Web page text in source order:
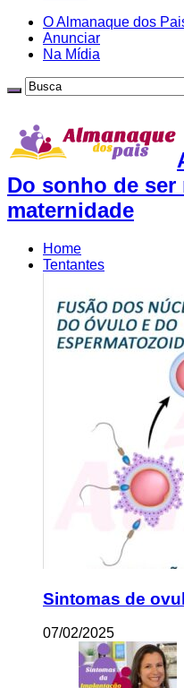
O Almanaque dos
Anunciar
Na Mídia
Do sonho de ser
maternidade
Home
Tentantes
Sintomas de
07/02/2025